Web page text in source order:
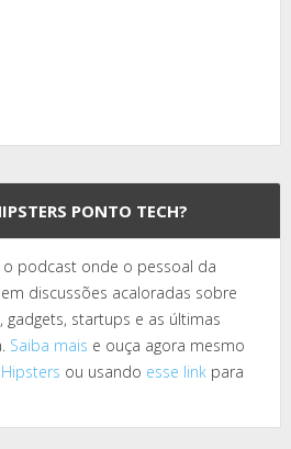
PONTO TECH?
o podcast onde o pessoal da
discussões acaloradas sobre
gadgets, startups e as últimas
Saiba mais e ouça agora mesmo
ou usando esse link para